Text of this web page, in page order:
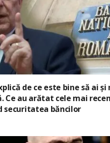
de ce este bine să ai
Ce au arătat cele mai
securitatea băncilor